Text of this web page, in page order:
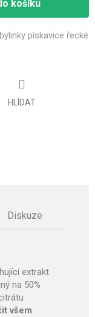
košíku
pískavice řecké
HLÍDAT
Diskuze
extrakt
na 50%
všem